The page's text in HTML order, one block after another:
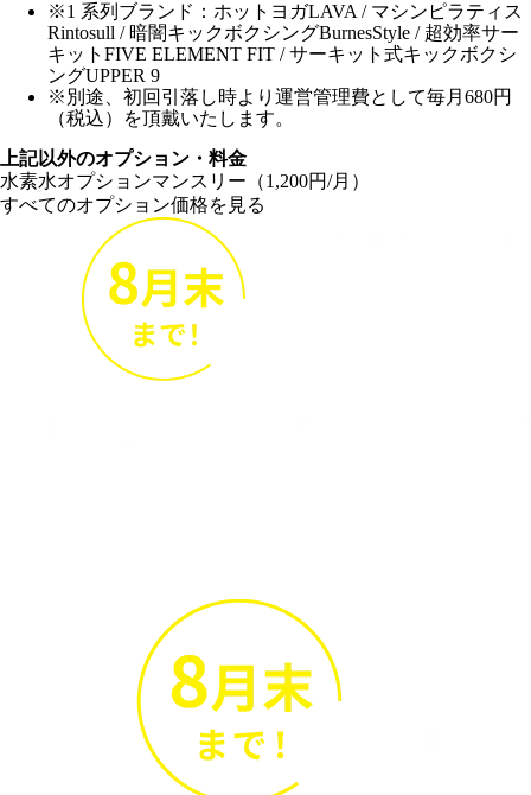
※1 系列ブランド：ホットヨガLAVA / マシンピラティス
Rintosull / 暗闇キックボクシングBurnesStyle / 超効率サー
キットFIVE ELEMENT FIT / サーキット式キックボクシ
ングUPPER 9
※別途、初回引落し時より運営管理費として毎月680円
（税込）を頂戴いたします。
上記以外のオプション・料金
水素水オプションマンスリー（1,200円/月）
すべてのオプション価格を見る